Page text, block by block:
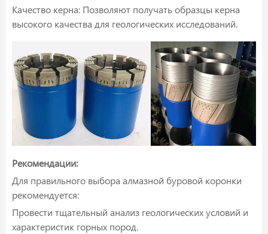
Качество керна: Позволяют получать образцы керна
высокого качества для геологических исследований.
Рекомендации:
Для правильного выбора алмазной буровой коронки
рекомендуется:
Провести тщательный анализ геологических условий и
характеристик горных пород.